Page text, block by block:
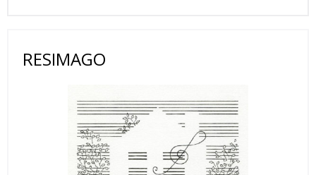
RESIMAGO